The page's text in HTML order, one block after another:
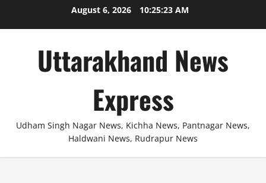
August 6, 2026 10:25:24 AM
Uttarakhand News
Express
Udham Singh Nagar News, Kichha News, Pantnagar News,
Haldwani News, Rudrapur News